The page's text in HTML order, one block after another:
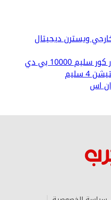
ويسترن ديجيتال
10000 بي دي
سليم
اس